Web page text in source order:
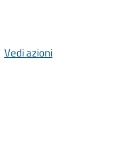
Vedi azioni